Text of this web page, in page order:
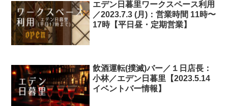
エデン日暮里ワークスペース利用
／2023.7.3 (月)：営業時間 11時〜
17時【平日昼・定期営業】
飲酒運転(撲滅)バー／１日店長：
小林／エデン日暮里【2023.5.14
イベントバー情報】